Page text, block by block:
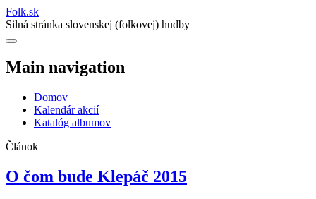
Folk.sk
Silná stránka slovenskej (folkovej) hudby
Main navigation
Domov
Kalendár akcií
Katalóg albumov
Článok
O čom bude Klepáč 2015